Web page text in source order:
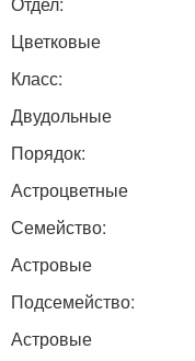
Цветковые
Класс:
Двудольные
Порядок:
Астроцветные
Семейство:
Астровые
Подсемейство:
Астровые